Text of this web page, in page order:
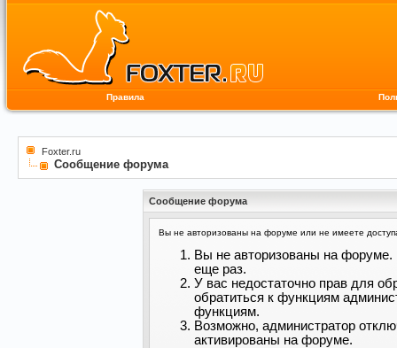
Правила
Foxter.ru
Сообщение форума
Сообщение форума
Вы не авторизованы на форуме или не имеете
Вы не авторизованы на форуме.
еще раз.
У вас недостаточно прав для
обратиться к функциям
функциям.
Возможно, администратор
активированы на форуме.